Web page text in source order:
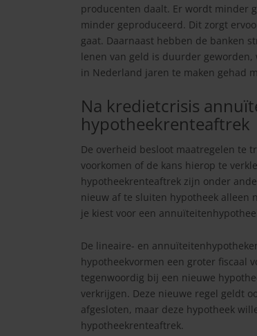
producenten daalt. Er wordt minder
minder geproduceerd. Dit zorgt
gaat. Daarnaast hebben de banken
lenen van geld is duurder
in Nederland jaren te maken gehad
Na kredietcrisis
hypotheekrenteaftrek
De overheid besloot maatregelen te
voorkomen of de kans hierop te
hypotheekrenteaftrek zijn onder
nieuw af te sluiten hypotheek alleen
je kiest voor een
De lineaire- en
hypotheekvormen een groter fiscaal
tegenwoordig bij een nieuwe
verkrijgen. Deze nieuwe regel geldt
afgesloten, maar deze hypotheek
hypotheekrenteaftrek.